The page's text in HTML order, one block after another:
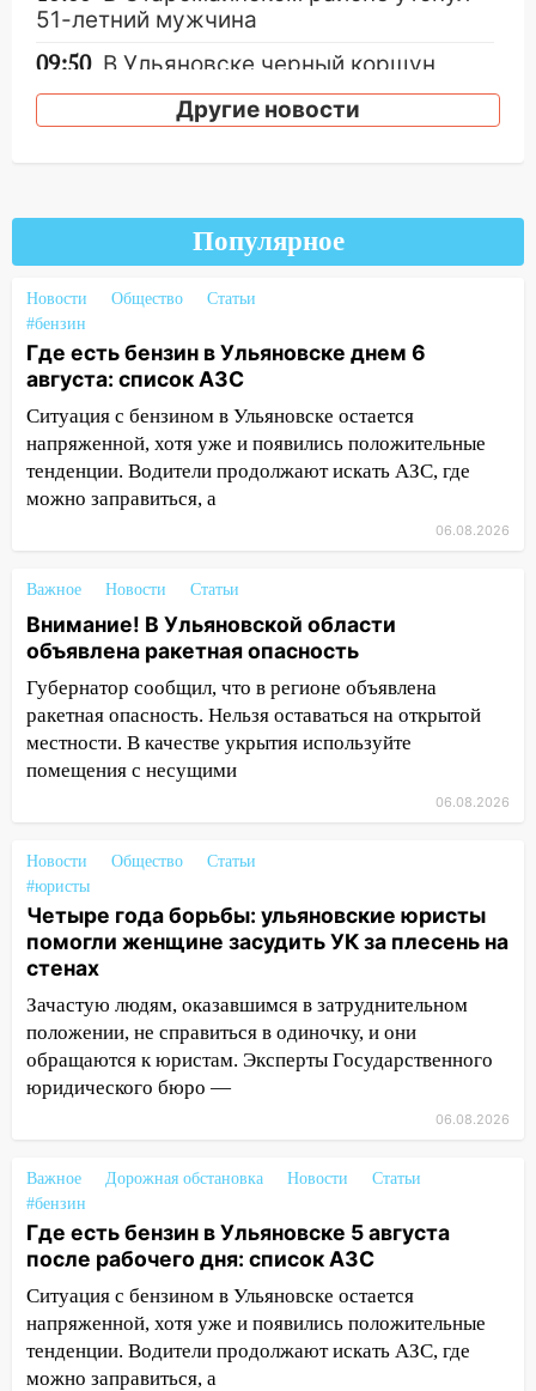
51-летний мужчина
09:50 В Ульяновске черный коршун
застрял в тепловозе
09:44 Ульяновские спасатели помогли
В Заволжском районе украли два
07:18
В Ульяновск идет
тридцатиградусная жара: какая будет
погода в четверг
06:00
юристы помогли женщине засудить УК
за плесень на стенах
05:00
Кому 6 августа звезды сулят
05.08.2026
22:58 Соцсети: на проспекте Тюленева
ДТП с мотоциклистом
20:22 Мошенники обманули 92-летнюю
жительницу Ульяновской области
19:14 Житель Ульяновской области
подвез троих незнакомцев на трассе и
18:14
Прогноз погоды на 6 августа в
Ульяновской области
18:00 Мотофристайл, рок и силовой
экстрим: в Ульяновске пройдет
большой фестиваль «Наше время»
17:30 Где есть бензин в Ульяновске 5
августа после рабочего дня: список АЗС
17:05 «Обыск» по видеосвязи: в
16:12
Едва не перерезал горло: в
Вешкайме посиделки с судимым
знакомым закончились для женщины
больницей
16:06 18-летняя девушка без прав
перевернулась на мопеде и попала в
больницу
Другие новости
Популярное
Новости Общество
Статьи
#бензин
Где есть бензин в Ульяновске днем 6
августа: список АЗС
Ситуация с бензином в Ульяновске остается
напряженной, хотя уже и появились положительные
тенденции. Водители продолжают искать АЗС, где
можно заправиться, а
06.08.2026
Важное Новости Статьи
Внимание! В Ульяновской области
объявлена ракетная опасность
Губернатор сообщил, что в регионе объявлена
ракетная опасность. Нельзя оставаться на открытой
местности. В качестве укрытия используйте
помещения с несущими
06.08.2026
Новости Общество
Статьи
#юристы
Четыре года борьбы: ульяновские юристы
помогли женщине засудить УК за плесень на
стенах
Зачастую людям, оказавшимся в затруднительном
положении, не справиться в одиночку, и они
обращаются к юристам. Эксперты Государственного
юридического бюро —
06.08.2026
Важное Дорожная обстановка Новости
Статьи
#бензин
Где есть бензин в Ульяновске 5 августа
после рабочего дня: список АЗС
Ситуация с бензином в Ульяновске остается
напряженной, хотя уже и появились положительные
тенденции. Водители продолжают искать АЗС, где
можно заправиться, а